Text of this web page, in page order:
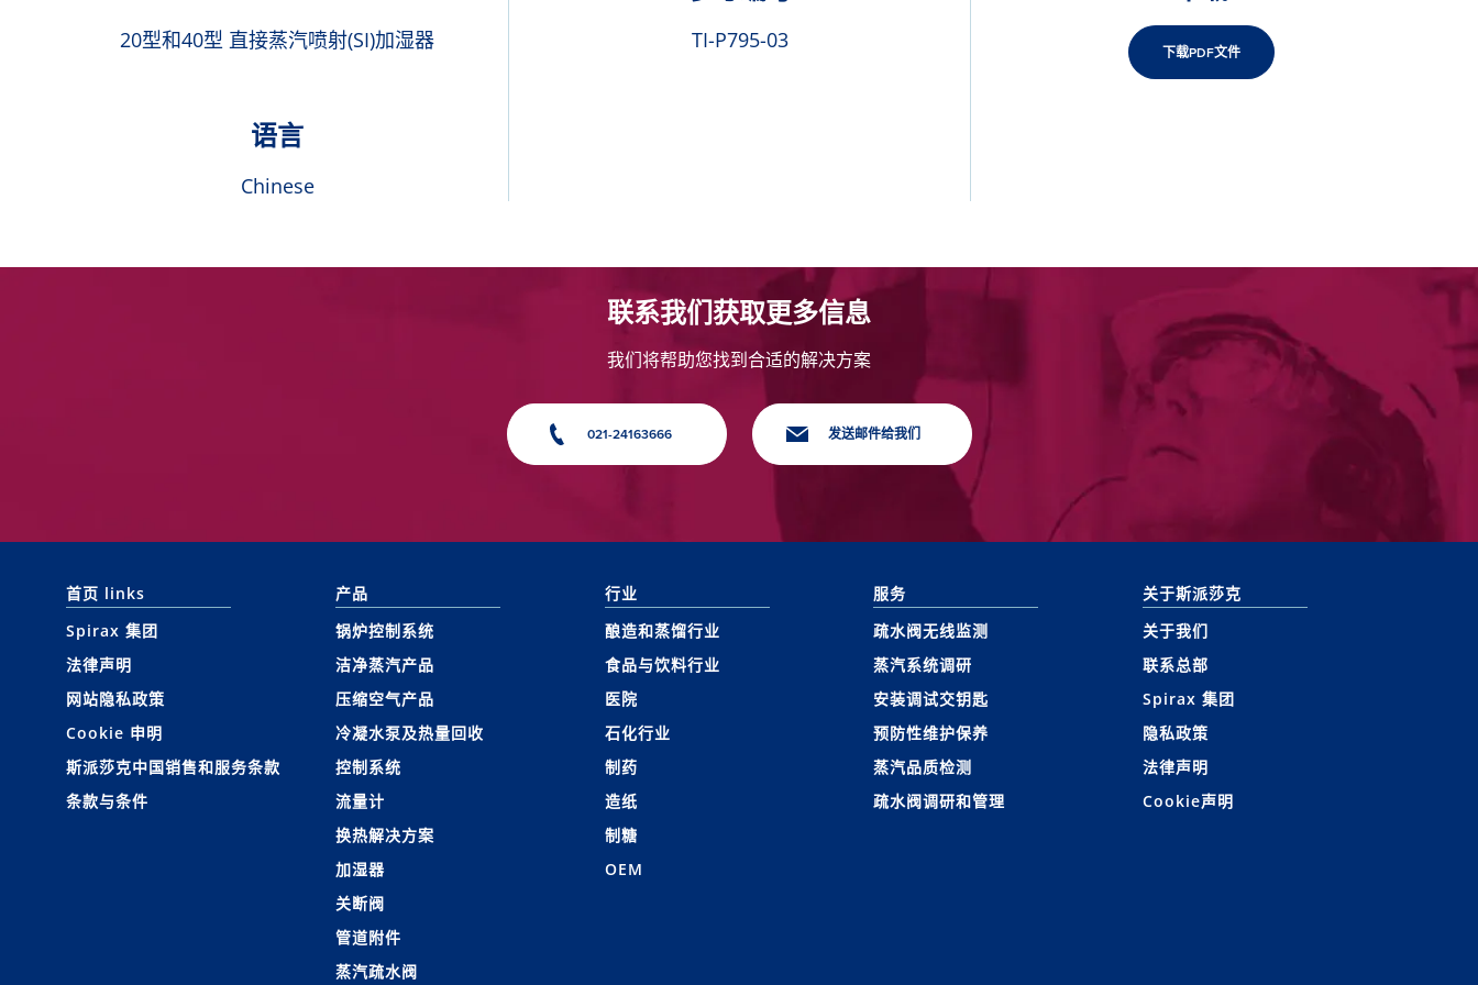
20型和40型 直接蒸汽喷射(SI)加湿器
语言
Chinese
TI-P795-03 下载PDF文件
联系我们获取更多信息
我们将帮助您找到合适的解决方案
021-24163666 发送邮件给我们
首页 links
Spirax 集团
法律声明
网站隐私政策
Cookie 申明
斯派莎克中国销售和服务条款
条款与条件
产品
锅炉控制系统
洁净蒸汽产品
压缩空气产品
冷凝水泵及热量回收
控制系统
流量计
换热解决方案
加湿器
关断阀
管道附件
蒸汽疏水阀
行业
酿造和蒸馏行业
食品与饮料行业
医院
石化行业
制药
造纸
制糖
OEM
服务
疏水阀无线监测
蒸汽系统调研
安装调试交钥匙
预防性维护保养
蒸汽品质检测
疏水阀调研和管理
关于斯派莎克
关于我们
联系总部
Spirax 集团
隐私政策
法律声明
Cookie声明